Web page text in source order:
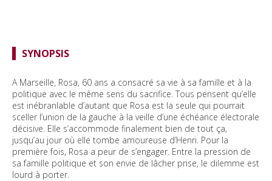
SYNOPSIS
A Marseille, Rosa, 60 ans a consacré sa vie à sa famille et à la
politique avec le même sens du sacrifice. Tous pensent qu’elle
est inébranlable d’autant que Rosa est la seule qui pourrait
sceller l’union de la gauche à la veille d’une échéance électorale
décisive. Elle s’accommode finalement bien de tout ça,
jusqu’au jour où elle tombe amoureuse d’Henri. Pour la
première fois, Rosa a peur de s’engager. Entre la pression de
sa famille politique et son envie de lâcher prise, le dilemme est
lourd à porter.